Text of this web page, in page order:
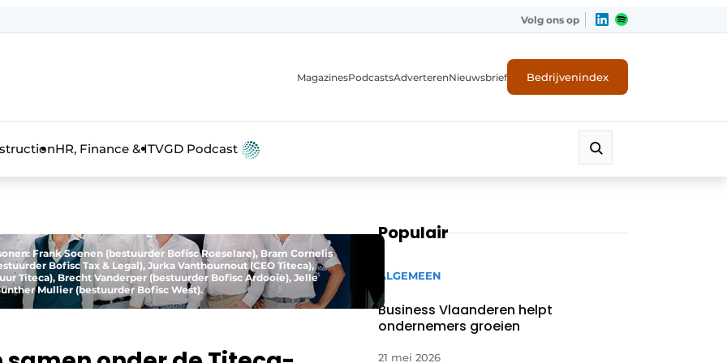
Volg ons op
MagazinesPodcastsAdverterenNieuwsbrief Bedrijvenindex
HR, Finance & ITVGD Podcast
Frank Soenen (bestuurder Bofisc Roeselare), Bram Cornelis
Bofisc Tax & Legal), Jurka Vanthournout (CEO Titeca),
Titeca), Brecht Vanderper (bestuurder Bofisc Ardooie), Jelle
Mullier (bestuurder Bofisc West).
Populair
ALGEMEEN
Business Vlaanderen helpt
ondernemers groeien
21 mei 2026